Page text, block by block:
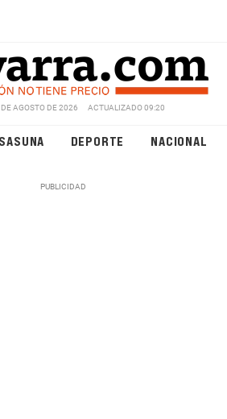
AGOSTO DE 2026 ACTUALIZADO 09:20
DEPORTE NACIONAL